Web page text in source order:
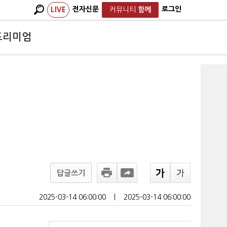
LIVE 전자신문 커뮤니티 함께 로그인
리미엄
답글쓰기
2025-03-14 06:00:00 2025-03-14 06:00:00